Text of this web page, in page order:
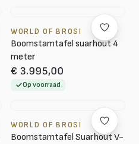
WORLD OF BROSI
Boomstamtafel suarhout 4
meter
€ 3.995,00
Op voorraad
WORLD OF BROSI
Boomstamtafel Suarhout V-